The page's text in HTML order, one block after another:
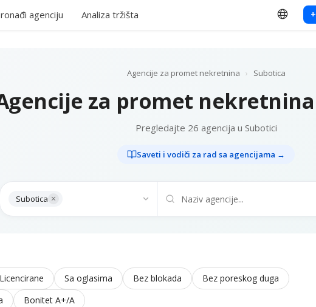
agenciju Analiza tržišta +
Agencije za promet nekretnina › Subotica
za promet nekretnina
Pregledajte 26 agencija u Subotici
Saveti i vodiči za rad sa agencijama →
Subotica ×
Licencirane Sa oglasima Bez blokada
Bez poreskog duga
Bonitet A+/A